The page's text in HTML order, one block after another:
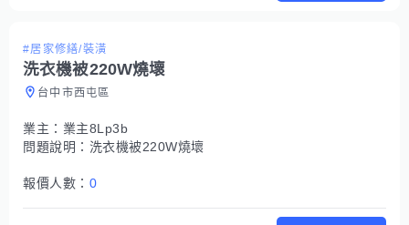
#居家修繕/裝潢
洗衣機被220W燒壞
台中市西屯區
業主： 業主8Lp3b
問題說明： 洗衣機被220W燒壞
報價人數： 0